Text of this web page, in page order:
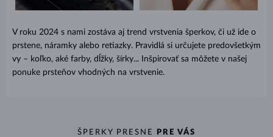
V roku 2024 s nami zostáva aj trend vrstvenia šperkov, či už ide o
prstene, náramky alebo retiazky. Pravidlá si určujete predovšetkým
vy – koľko, aké farby, dĺžky, šírky... Inšpirovať sa môžete v našej
ponuke prsteňov vhodných na vrstvenie.
ŠPERKY PRESNE PRE VÁS